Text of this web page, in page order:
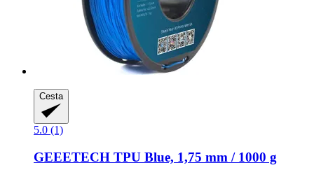
Cesta
5.0 (1)
GEEETECH TPU Blue, 1,75 mm / 1000 g